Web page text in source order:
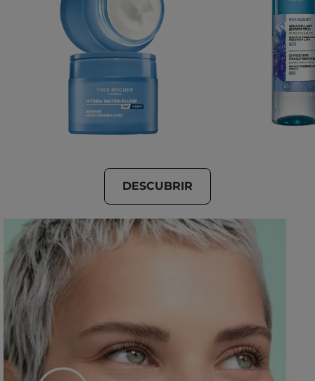
DESCUBRIR